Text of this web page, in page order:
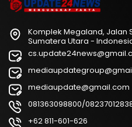
Komplek Megaland, Jalan
Sumatera Utara -
mediaupdate@gmail.com
081363098800/
+62 811-601-626